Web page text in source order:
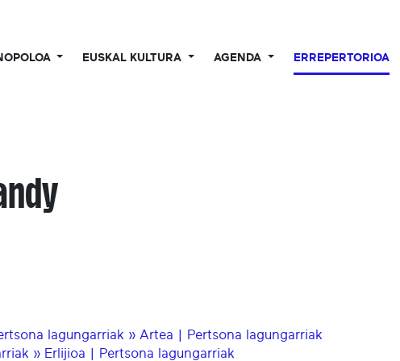
EUSKAL KULTURA AGENDA ERREPERTORIOA
lagungarriak » Artea | Pertsona lagungarriak
» Erlijioa | Pertsona lagungarriak